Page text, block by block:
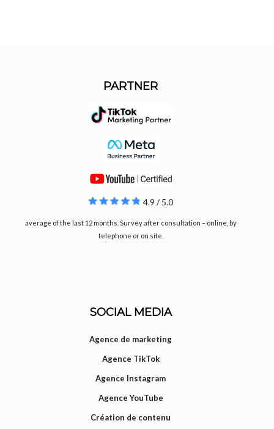
PARTNER
4.9 / 5.0
average of the last 12 months. Survey after consultation – online, by
telephone or on site.
SOCIAL MEDIA
Agence de marketing
Agence TikTok
Agence Instagram
Agence YouTube
Création de contenu